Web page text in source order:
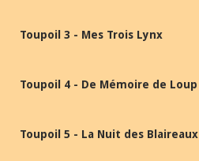
Toupoil 3 - Mes Trois Lynx
Toupoil 4 - De Mémoire de Loup
Toupoil 5 - La Nuit des Blaireaux